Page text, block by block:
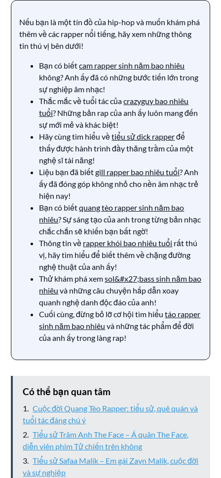
Nếu bạn là một tín đồ của hip-hop và muốn khám phá
thêm về các rapper nổi tiếng, hãy xem những thông
tin thú vị bên dưới!
Bạn có biếtcam rapper sinh năm bao nhiêu
không? Anh ấy đã có những bước tiến lớn trong
sự nghiệp âm nhạc!
Thắc mắc về tuổi tác củacrazyguy bao nhiêu
tuổi? Những bản rap của anh ấy luôn mang đến
sự mới mẻ và khác biệt!
Hãy cùng tìm hiểu vềtiểu sử dick rapperđể
thấy được hành trình đầy thăng trầm của một
nghệ sĩ tài năng!
Liệu bạn đã biếtgill rapper bao nhiêu tuổi? Anh
ấy đã đóng góp không nhỏ cho nền âm nhạc trẻ
hiện nay!
Bạn có biếtquang tèo rapper sinh năm bao
nhiêu? Sự sáng tạo của anh trong từng bản nhạc
chắc chắn sẽ khiến bạn bất ngờ!
Thông tin về rapper khói bao nhiêu tuổi rất thú
vị, hãy tìm hiểu để biết thêm về chặng đường
nghệ thuật của anh ấy!
Thử khám phá xemsol&#x27;bass sinh năm bao
nhiêu và những câu chuyện hấp dẫn xoay
quanh nghệ danh độc đáo của anh!
Cuối cùng, đừng bỏ lỡ cơ hội tìm hiểutáo rapper
sinh năm bao nhiêu và những tác phẩm để đời
của anh ấy trong làng rap!
Có thể bạn quan tâm
Cuộc đời Quang Tèo Rapper: tiểu sử, quê quán và
tuổi tác đáng chú ý
Tiểu sử Trâm Anh The Face – Á quân The Face,
diễn viên phim Tử chiến trên không
Tiểu sử Safaa Malik – Em gái Zayn Malik, cuộc đời
và sự nghiệp